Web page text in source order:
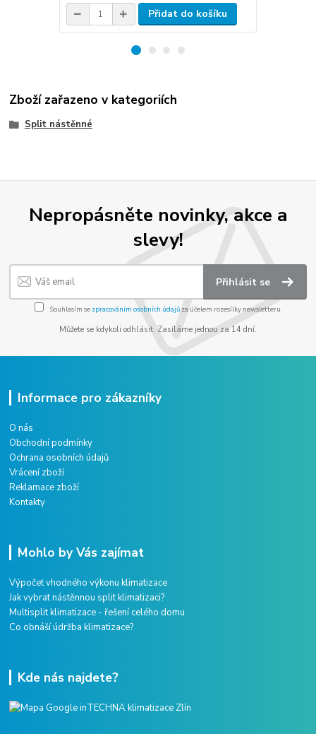
Přidat do košíku
Zboží zařazeno v kategoriích
Split nástěnné
Nepropásněte novinky, akce a
slevy!
Přihlásit se
Souhlasím se zpracováním osobních údajůza účelem rozesílky newsletteru.
Můžete se kdykoli odhlásit. Zasíláme jednou za 14 dní.
Informace pro zákazníky
O nás
Obchodní podmínky
Ochrana osobních údajů
Vrácení zboží
Reklamace zboží
Kontakty
Mohlo by Vás zajímat
Výpočet vhodného výkonu klimatizace
Jak vybrat nástěnnou split klimatizaci?
Multisplit klimatizace - řešení celého domu
Co obnáší údržba klimatizace?
Kde nás najdete?